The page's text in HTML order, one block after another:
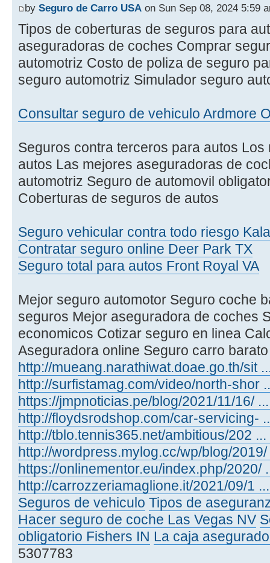
by Seguro de Carro USA on Sun Sep 08, 2024 5:59
Tipos de coberturas de seguros para
aseguradoras de coches Comprar
automotriz Costo de poliza de seguro
seguro automotriz Simulador seguro
Consultar seguro de vehiculo Ardmore
Seguros contra terceros para autos
autos Las mejores aseguradoras de
automotriz Seguro de automovil
Coberturas de seguros de autos
Seguro vehicular contra todo riesgo
Contratar seguro online Deer Park TX
Seguro total para autos Front Royal VA
Mejor seguro automotor Seguro coche
seguros Mejor aseguradora de coches
economicos Cotizar seguro en linea
Aseguradora online Seguro carro
http://mueang.narathiwat.doae.go.th/sit
http://surfistamag.com/video/north-shor
https://jmpnoticias.pe/blog/2021/11/16/
http://floydsrodshop.com/car-servicing-
http://tblo.tennis365.net/ambitious/202
http://wordpress.mylog.cc/wp/blog/
https://onlinementor.eu/index.php/2020/
http://carrozzeriamaglione.it/2021/09/1
Seguros de vehiculo Tipos de
Hacer seguro de coche Las Vegas NV
obligatorio Fishers IN La caja
5307783